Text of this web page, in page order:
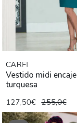
CARFI
Vestido midi encaje
turquesa
127,50€ 255,0€